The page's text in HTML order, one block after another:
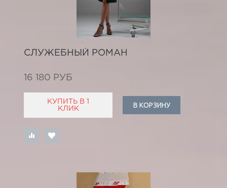
СЛУЖЕБНЫЙ РОМАН
16 180 РУБ
КУПИТЬ В 1
КЛИК
В КОРЗИНУ